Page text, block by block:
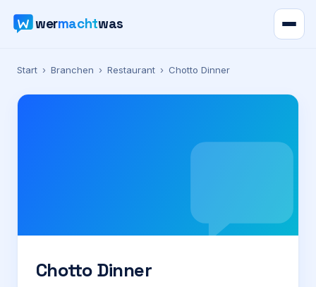
wermachtwas
Verzeichnis
Karte
Preise
Start › Branchen › Restaurant › Chotto Dinner
Chotto Dinner